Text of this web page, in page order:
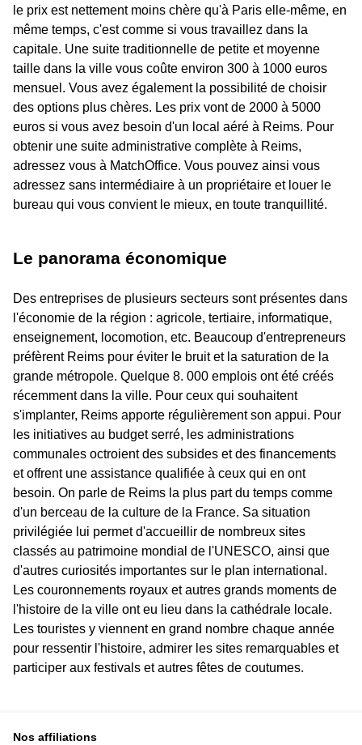
le prix est nettement moins chère qu'à Paris elle-même, en
même temps, c'est comme si vous travaillez dans la
capitale. Une suite traditionnelle de petite et moyenne
taille dans la ville vous coûte environ 300 à 1000 euros
mensuel. Vous avez également la possibilité de choisir
des options plus chères. Les prix vont de 2000 à 5000
euros si vous avez besoin d'un local aéré à Reims. Pour
obtenir une suite administrative complète à Reims,
adressez vous à MatchOffice. Vous pouvez ainsi vous
adressez sans intermédiaire à un propriétaire et louer le
bureau qui vous convient le mieux, en toute tranquillité.
Le panorama économique
Des entreprises de plusieurs secteurs sont présentes dans
l'économie de la région : agricole, tertiaire, informatique,
enseignement, locomotion, etc. Beaucoup d'entrepreneurs
préfèrent Reims pour éviter le bruit et la saturation de la
grande métropole. Quelque 8. 000 emplois ont été créés
récemment dans la ville. Pour ceux qui souhaitent
s'implanter, Reims apporte régulièrement son appui. Pour
les initiatives au budget serré, les administrations
communales octroient des subsides et des financements
et offrent une assistance qualifiée à ceux qui en ont
besoin. On parle de Reims la plus part du temps comme
d'un berceau de la culture de la France. Sa situation
privilégiée lui permet d'accueillir de nombreux sites
classés au patrimoine mondial de l'UNESCO, ainsi que
d'autres curiosités importantes sur le plan international.
Les couronnements royaux et autres grands moments de
l'histoire de la ville ont eu lieu dans la cathédrale locale.
Les touristes y viennent en grand nombre chaque année
pour ressentir l'histoire, admirer les sites remarquables et
participer aux festivals et autres fêtes de coutumes.
Nos affiliations